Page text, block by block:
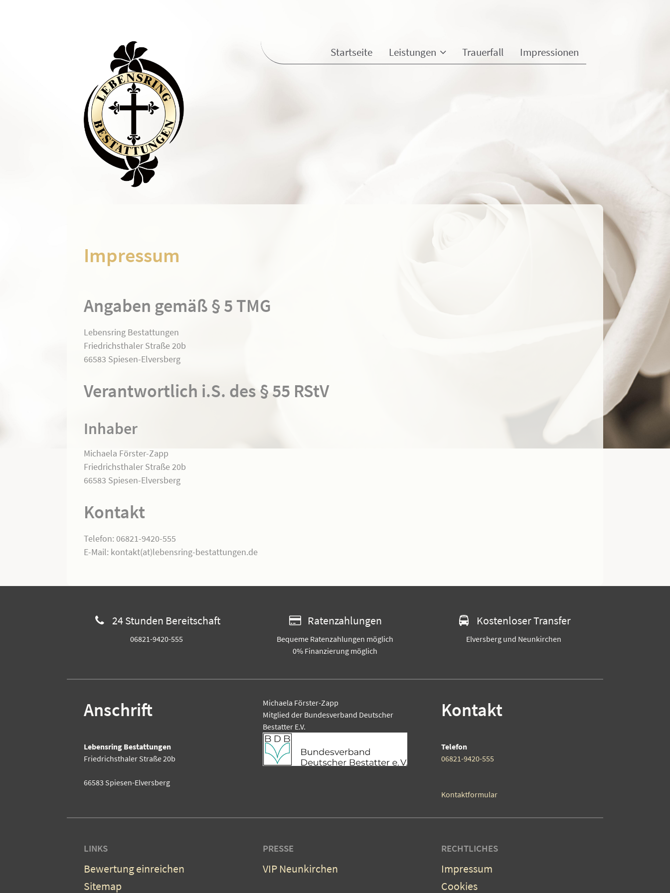
Startseite Leistungen Trauerfall Impressionen
Impressum
Angaben gemäß § 5 TMG
Lebensring Bestattungen
Friedrichsthaler Straße 20b
66583 Spiesen-Elversberg
Verantwortlich i.S. des § 55 RStV
Inhaber
Michaela Förster-Zapp
Friedrichsthaler Straße 20b
66583 Spiesen-Elversberg
Kontakt
Telefon: 06821-9420-555
E-Mail: kontakt(at)lebensring-bestattungen.de
24 Stunden Bereitschaft
06821-9420-555
Ratenzahlungen
Bequeme Ratenzahlungen möglich
0% Finanzierung möglich
Kostenloser Transfer
Elversberg und Neunkirchen
Anschrift
Lebensring Bestattungen
Friedrichsthaler Straße 20b
66583 Spiesen-Elversberg
Michaela Förster-Zapp
Mitglied der Bundesverband Deutscher
Bestatter E.V.
Kontakt
Telefon
06821-9420-555
Kontaktformular
LINKS
Bewertung einreichen
Sitemap
PRESSE
VIP Neunkirchen
RECHTLICHES
Impressum
Cookies